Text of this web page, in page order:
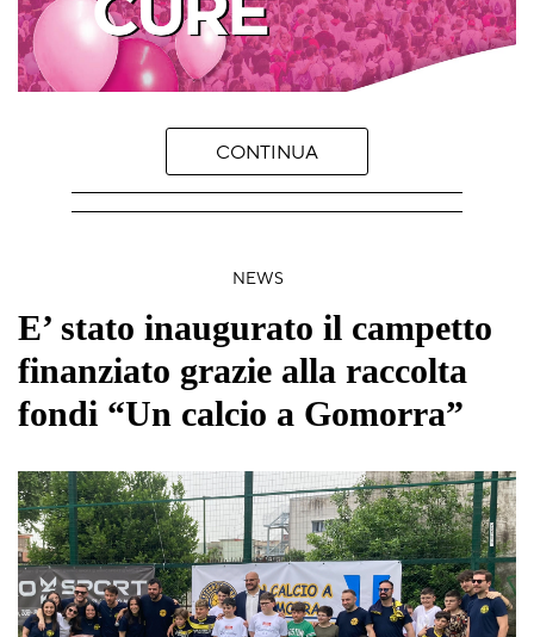
CONTINUA
NEWS
E’ stato inaugurato il campetto
finanziato grazie alla raccolta
fondi “Un calcio a Gomorra”